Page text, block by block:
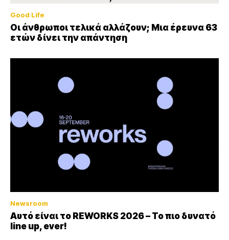
Good Life
Οι άνθρωποι τελικά αλλάζουν; Μια έρευνα 63
ετών δίνει την απάντηση
Newsroom
Αυτό είναι το REWORKS 2026 – Το πιο δυνατό
line up, ever!